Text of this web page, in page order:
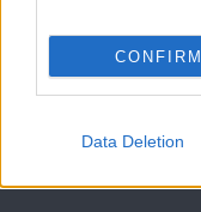
CONFIRM
Data Deletion